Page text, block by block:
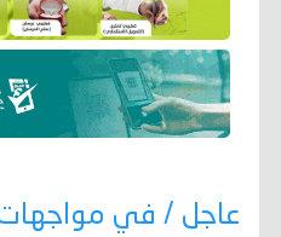
عاجل / في مواجهات